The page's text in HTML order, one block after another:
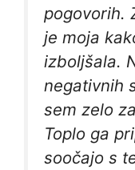
pogovorih.
je moja
izboljšala.
negativnih
sem zelo
Toplo ga
soočajo s